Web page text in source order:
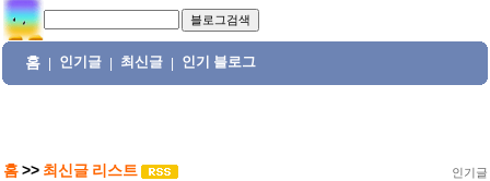
홈 인기글 최신글 인기 블로그
홈 >> 최신글 리스트 인기글